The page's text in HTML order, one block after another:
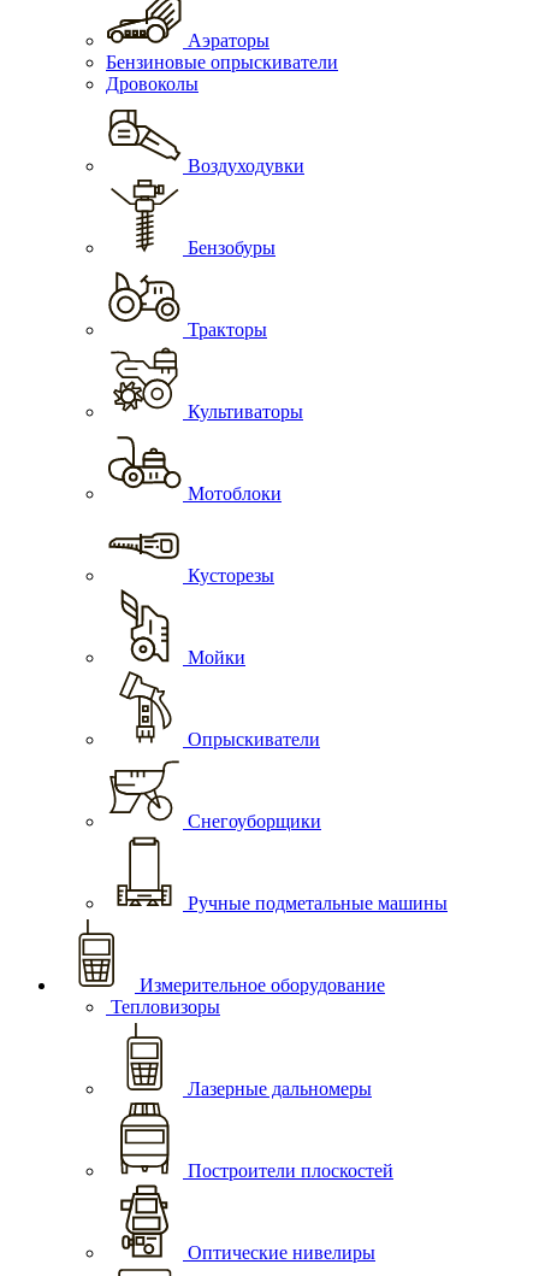
Аэраторы
Бензиновые опрыскиватели
Дровоколы
Воздуходувки
Бензобуры
Тракторы
Культиваторы
Мотоблоки
Кусторезы
Мойки
Опрыскиватели
Снегоуборщики
Ручные подметальные машины
Измерительное оборудование
Тепловизоры
Лазерные дальномеры
Построители плоскостей
Оптические нивелиры